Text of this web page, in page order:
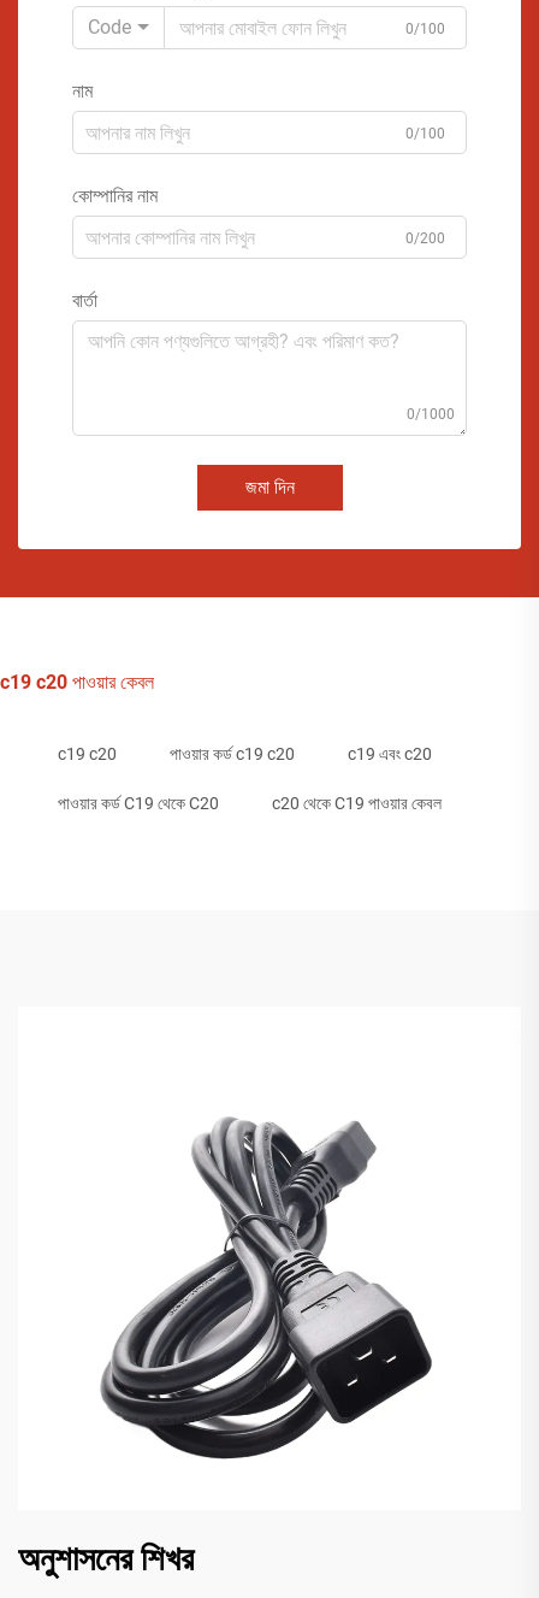
Code
0/100
নাম
0/100
কোম্পানির নাম
0/200
বার্তা
0/1000
জমা দিন
c19 c20 পাওয়ার কেবল
c19 c20 পাওয়ার কর্ড c19 c20 c19 এবং c20
পাওয়ার কর্ড C19 থেকে C20 c20 থেকে C19 পাওয়ার কেবল
অনুশাসনের শিখর